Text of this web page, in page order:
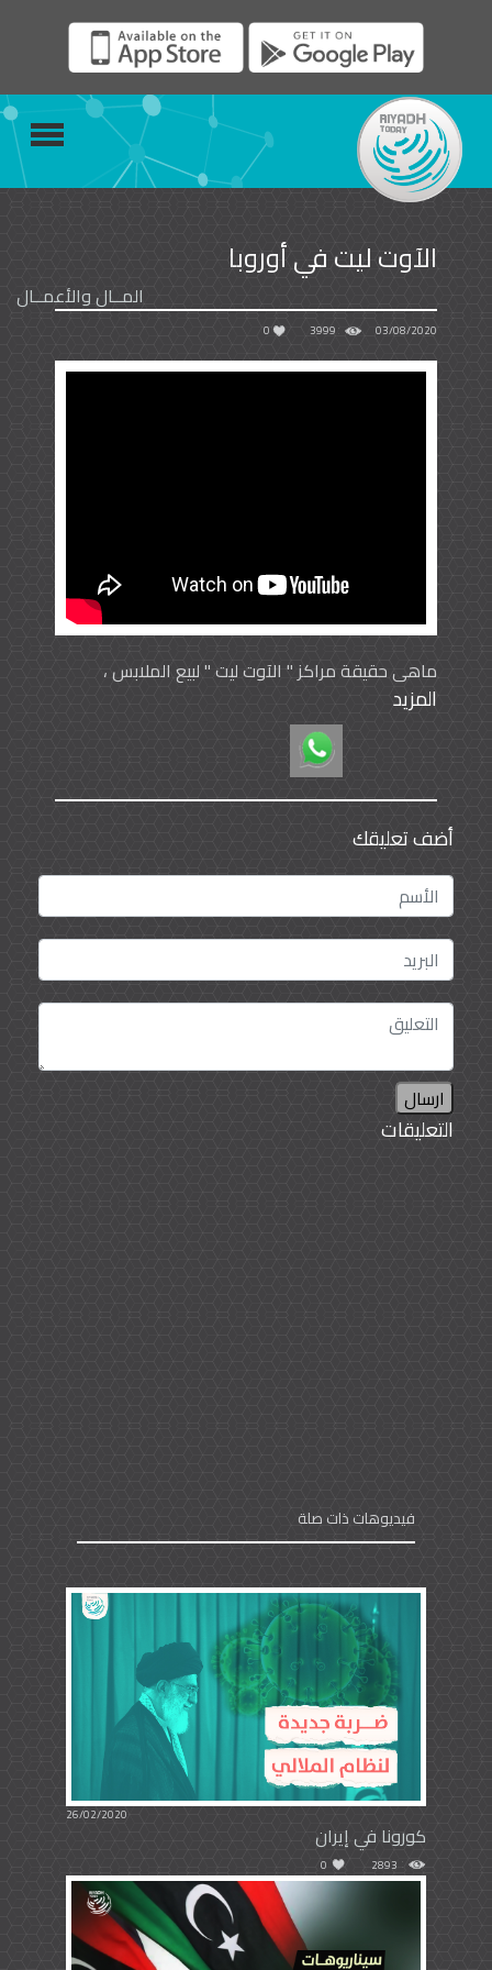
الآوت ليت في أوروبا
المــال والأعمــال
03/08/2020
3999
0
ماهي حقيقة مراكز " الآوت ليت " لبيع الملابس ،
وكذلك تعرف على أشهرها عالميا
المزيد
أضف تعليقك
ارسال
التعليقات
فيديوهات ذات صلة
26/02/2020
كورونا في إيران
2893
0